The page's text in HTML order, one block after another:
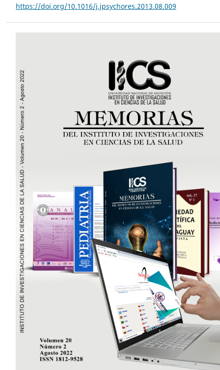
https://doi.org/10.1016/j.jpsychores.2013.08.009